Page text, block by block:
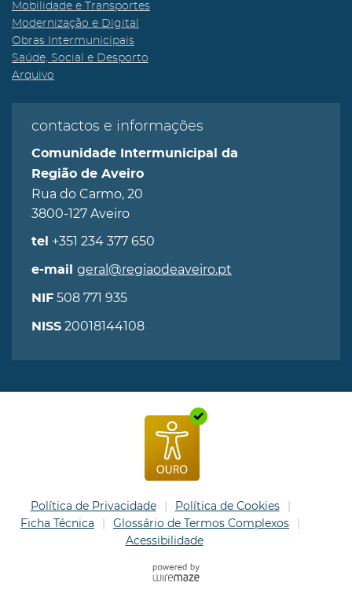
Mobilidade e Transportes
Modernização e Digital
Obras Intermunicipais
Saúde, Social e Desporto
Arquivo
contactos e informações
Comunidade Intermunicipal da
Região de Aveiro
Rua do Carmo, 20
3800-127 Aveiro
tel +351 234 377 650
e-mail geral@regiaodeaveiro.pt
NIF 508 771 935
NISS 20018144108
Política de Privacidade
Política de Cookies
Ficha Técnica
Glossário de Termos Complexos
Acessibilidade